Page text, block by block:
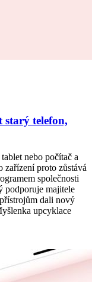
telefon,
nebo počítač a
zařízení proto zůstává
společnosti
podporuje majitele
dali nový
upcyklace